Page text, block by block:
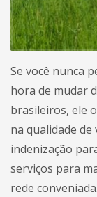
Se você nunca
hora de mudar
brasileiros, ele
na qualidade
indenização
serviços para
rede conveniada.